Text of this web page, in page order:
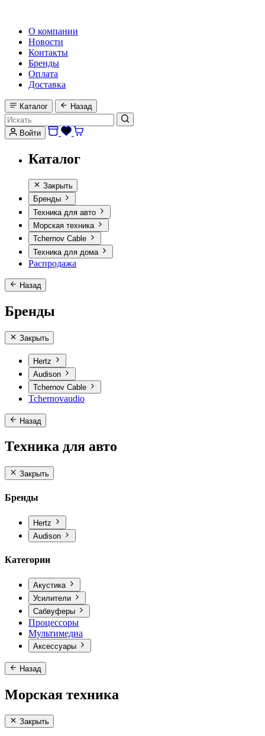
О компании
Новости
Контакты
Бренды
Оплата
Доставка
Каталог Назад
Войти
Каталог
Закрыть
Бренды
Техника для авто
Морская техника
Tchernov Cable
Техника для дома
Распродажа
Назад
Бренды
Закрыть
Hertz
Audison
Tchernov Cable
Tchernovaudio
Назад
Техника для авто
Закрыть
Бренды
Hertz
Audison
Категории
Акустика
Усилители
Сабвуферы
Процессоры
Мультимедиа
Аксессуары
Назад
Морская техника
Закрыть